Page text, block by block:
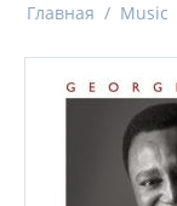
Главная / Music